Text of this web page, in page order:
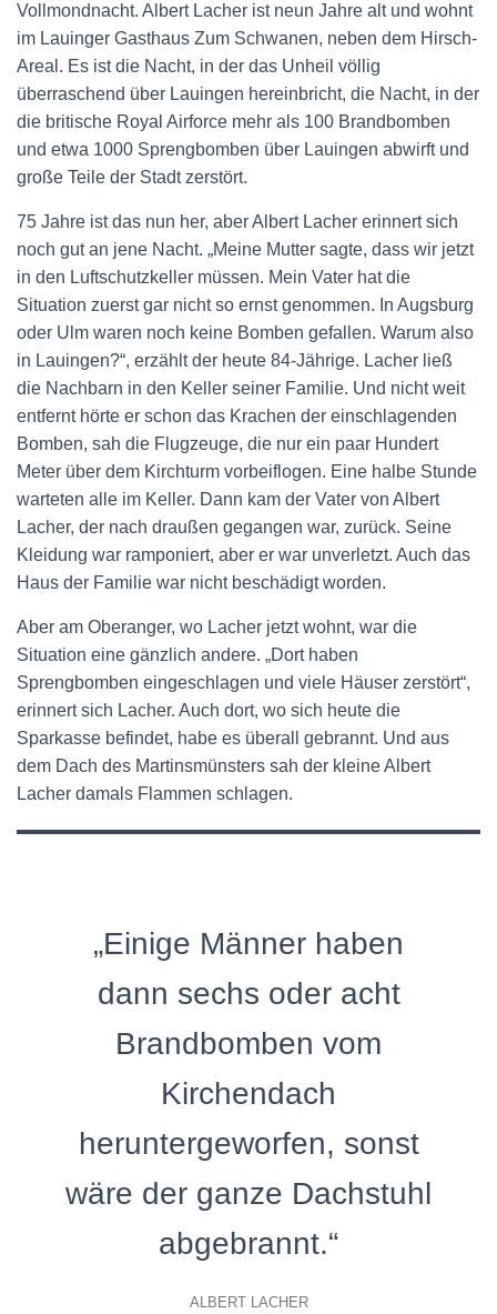
Vollmondnacht. Albert Lacher ist neun Jahre alt und wohnt
im Lauinger Gasthaus Zum Schwanen, neben dem Hirsch-
Areal. Es ist die Nacht, in der das Unheil völlig
überraschend über Lauingen hereinbricht, die Nacht, in der
die britische Royal Airforce mehr als 100 Brandbomben
und etwa 1000 Sprengbomben über Lauingen abwirft und
große Teile der Stadt zerstört.
75 Jahre ist das nun her, aber Albert Lacher erinnert sich
noch gut an jene Nacht. „Meine Mutter sagte, dass wir jetzt
in den Luftschutzkeller müssen. Mein Vater hat die
Situation zuerst gar nicht so ernst genommen. In Augsburg
oder Ulm waren noch keine Bomben gefallen. Warum also
in Lauingen?“, erzählt der heute 84-Jährige. Lacher ließ
die Nachbarn in den Keller seiner Familie. Und nicht weit
entfernt hörte er schon das Krachen der einschlagenden
Bomben, sah die Flugzeuge, die nur ein paar Hundert
Meter über dem Kirchturm vorbeiflogen. Eine halbe Stunde
warteten alle im Keller. Dann kam der Vater von Albert
Lacher, der nach draußen gegangen war, zurück. Seine
Kleidung war ramponiert, aber er war unverletzt. Auch das
Haus der Familie war nicht beschädigt worden.
Aber am Oberanger, wo Lacher jetzt wohnt, war die
Situation eine gänzlich andere. „Dort haben
Sprengbomben eingeschlagen und viele Häuser zerstört“,
erinnert sich Lacher. Auch dort, wo sich heute die
Sparkasse befindet, habe es überall gebrannt. Und aus
dem Dach des Martinsmünsters sah der kleine Albert
Lacher damals Flammen schlagen.
„Einige Männer haben
dann sechs oder acht
Brandbomben vom
Kirchendach
heruntergeworfen, sonst
wäre der ganze Dachstuhl
abgebrannt.“
ALBERT LACHER